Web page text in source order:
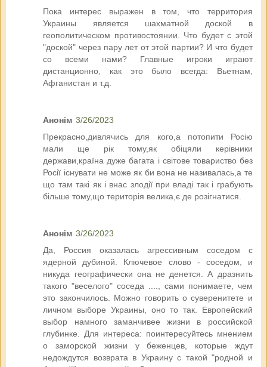
Пока интерес выражен в том, что территория
Украины является шахматной доской в
геополитическом противостоянии. Что будет с этой
"доской" через пару лет от этой партии? И что будет
со всеми нами? Главные игроки играют
дистанционно, как это было всегда: Вьетнам,
Афганистан и т.д.
Анонім 3/26/2023
Прекрасно,дивлячись для кого,а потопити Росію
мали ще рік тому,як обіцяли керівники
держави,країна дуже багата і світове товариство без
Росії існувати не може як би вона не називалась,а те
що там такі як і внас злодії при владі так і грабують
більше тому,що територія велика,є де розігнатися.
Анонім 3/26/2023
Да, Россия оказалась агрессивным соседом с
ядерной дубиной. Ключевое слово - соседом, и
никуда географически она не денется. А дразнить
такого "веселого" соседа ...., сами понимаете, чем
это закончилось. Можно говорить о суверенитете и
личном выборе Украины, оно то так. Европейский
выбор намного заманчивее жизни в российской
глубинке. Для интереса: поинтересуйтесь мнением
о заморской жизни у беженцев, которые ждут
недождутся возврата в Украину с такой "родной и